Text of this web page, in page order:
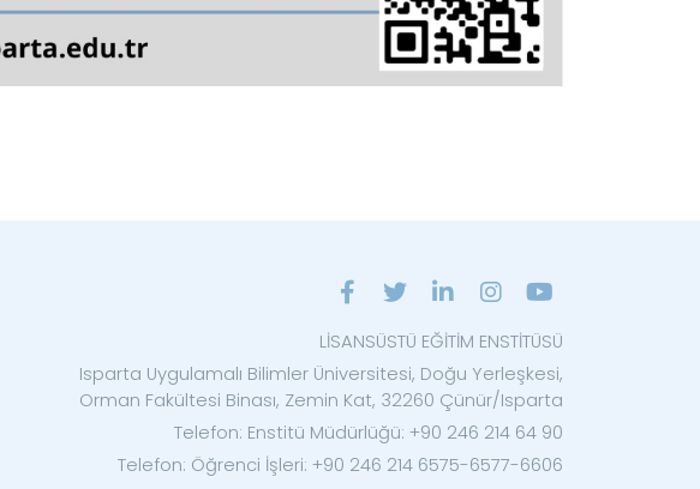
LİSANSÜSTÜ EĞİTİM ENSTİTÜSÜ
Isparta Uygulamalı Bilimler Üniversitesi, Doğu Yerleşkesi,
Orman Fakültesi Binası, Zemin Kat, 32260 Çünür/Isparta
Telefon: Enstitü Müdürlüğü: +90 246 214 64 90
Telefon: Öğrenci İşleri: +90 246 214 6575-6577-6606